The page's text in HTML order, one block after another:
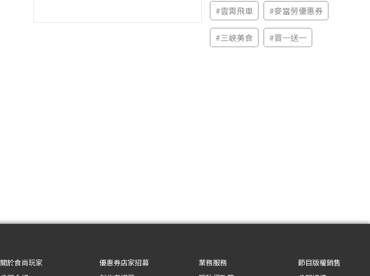
#雲霄飛車 #麥當勞優惠券
#三峽美食 #買一送一
關於食尚玩家
優惠券店家招募
業務服務
節目版權銷售